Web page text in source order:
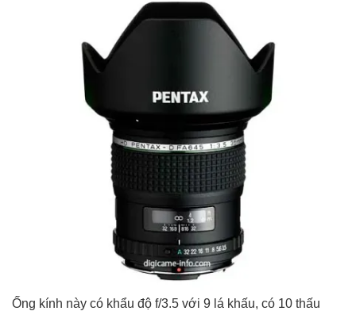
Ống kính này có khẩu độ f/3.5 với 9 lá khấu, có 10 thấu